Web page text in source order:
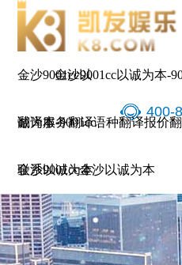
400-
金沙9001cc以
诚为本-9001cc
金沙以诚为本
金沙9001cc以诚为本-
翻译服务翻译语种翻译报价
联系9001cc金沙以诚为本